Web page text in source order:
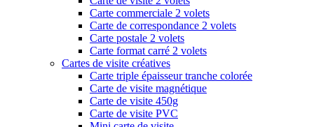
Carte commerciale 2 volets
Carte de correspondance 2 volets
Carte postale 2 volets
Carte format carré 2 volets
Cartes de visite créatives
Carte triple épaisseur tranche colorée
Carte de visite magnétique
Carte de visite 450g
Carte de visite PVC